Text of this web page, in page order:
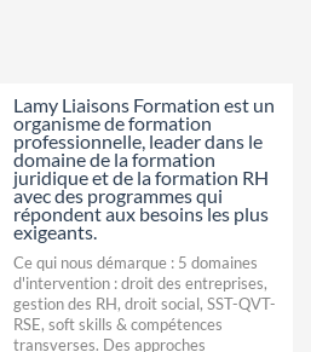
Lamy Liaisons Formation est un
organisme de formation
professionnelle, leader dans le
domaine de la formation
juridique et de la formation RH
avec des programmes qui
répondent aux besoins les plus
exigeants.
Ce qui nous démarque : 5 domaines
d'intervention : droit des entreprises,
gestion des RH, droit social, SST-QVT-
RSE, soft skills & compétences
transverses. Des approches